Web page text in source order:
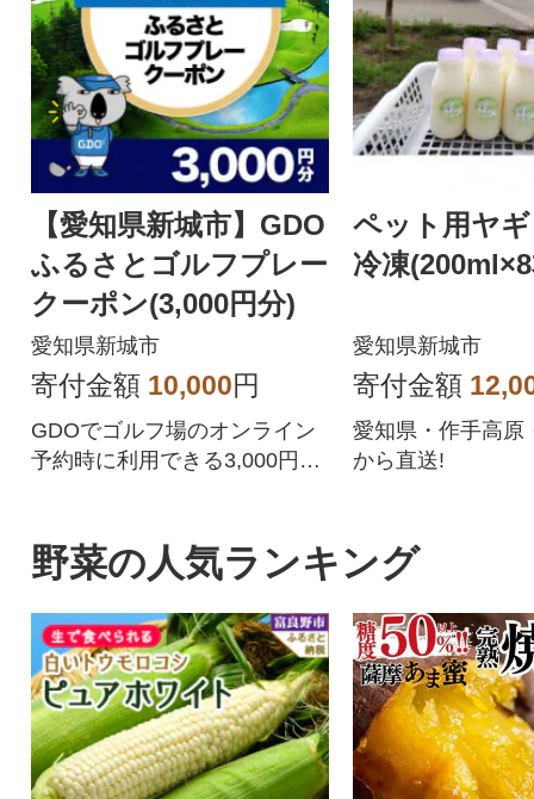
【愛知県新城市】GDO
ふるさとゴルフプレー
クーポン(3,000円分)
愛知県新城市
寄付金額 10,000円
GDOでゴルフ場のオンライン
予約時に利用できる3,000円分
利用できます。
ペット用ヤ
冷凍
愛知県新城市
寄付金額
愛知県・作手高原
から直送!
野菜の人気ランキング